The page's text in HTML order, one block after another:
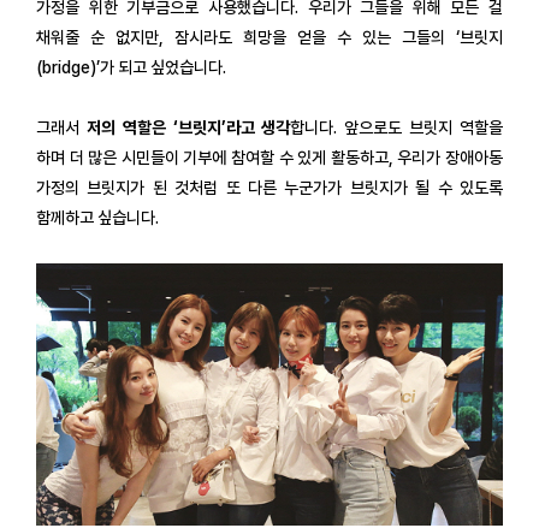
가정을 위한 기부금으로 사용했습니다. 우리가 그들을 위해 모든 걸
채워줄 순 없지만, 잠시라도 희망을 얻을 수 있는 그들의 ‘브릿지
(bridge)’가 되고 싶었습니다.
그래서 저의 역할은 ‘브릿지’라고 생각합니다. 앞으로도 브릿지 역할을
하며 더 많은 시민들이 기부에 참여할 수 있게 활동하고, 우리가 장애아동
가정의 브릿지가 된 것처럼 또 다른 누군가가 브릿지가 될 수 있도록
함께하고 싶습니다.